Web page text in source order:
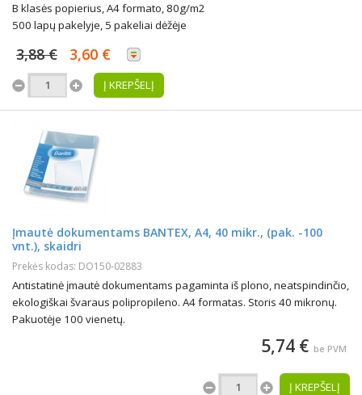
B klasės popierius, A4 formato, 80g/m2
500 lapų pakelyje, 5 pakeliai dėžėje
3,88 € 3,60 €
Į KREPŠELĮ
Įmautė dokumentams BANTEX, A4, 40 mikr., (pak. -100
vnt.), skaidri
Prekės kodas: DO150-02883
Antistatinė įmautė dokumentams pagaminta iš plono, neatspindinčio,
ekologiškai švaraus polipropileno. A4 formatas. Storis 40 mikronų.
Pakuotėje 100 vienetų.
5,74 € be PVM
Į KREPŠELĮ